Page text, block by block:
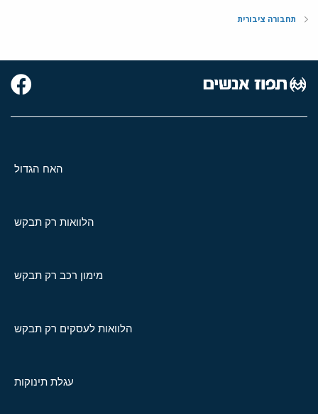
תחבורה ציבורית
האח הגדול
הלוואות רק תבקש
מימון רכב רק תבקש
הלוואות לעסקים רק תבקש
עגלת תינוקות